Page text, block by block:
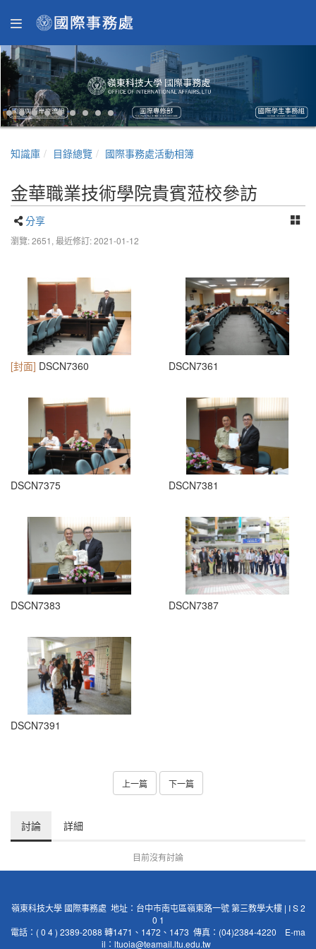
知識庫 目錄總覽 國際事務處活動相簿
金華職業技術學院貴賓蒞校參訪
分享
瀏覽: 2651, 最近修訂: 2021-01-12
[封面] DSCN7360 DSCN7361
DSCN7375 DSCN7381
DSCN7383 DSCN7387
DSCN7391
上一篇 下一篇
討論 詳細
目前沒有討論
嶺東科技大學 國際事務處 地址：台中市南屯區嶺東路一號 第三教學大樓 | I S 2
0 1
電話：( 0 4 ) 2389-2088 轉1471、1472、1473 傳真：(04)2384-4220 E-ma
il： ltuoia@teamail.ltu.edu.tw